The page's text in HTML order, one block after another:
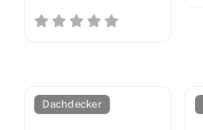
Dachdecker